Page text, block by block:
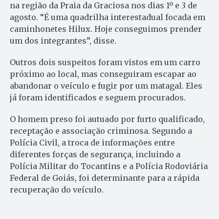
na região da Praia da Graciosa nos dias 1º e 3 de
agosto. “É uma quadrilha interestadual focada em
caminhonetes Hilux. Hoje conseguimos prender
um dos integrantes”, disse.
Outros dois suspeitos foram vistos em um carro
próximo ao local, mas conseguiram escapar ao
abandonar o veículo e fugir por um matagal. Eles
já foram identificados e seguem procurados.
O homem preso foi autuado por furto qualificado,
receptação e associação criminosa. Segundo a
Polícia Civil, a troca de informações entre
diferentes forças de segurança, incluindo a
Polícia Militar do Tocantins e a Polícia Rodoviária
Federal de Goiás, foi determinante para a rápida
recuperação do veículo.